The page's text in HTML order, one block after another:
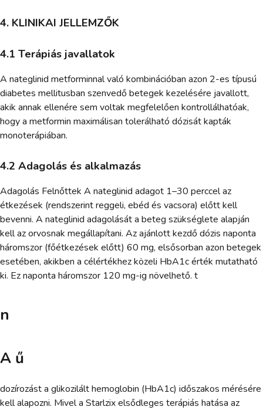
4. KLINIKAI JELLEMZŐK
4.1 Terápiás javallatok
A nateglinid metforminnal való kombinációban azon 2-es típusú
diabetes mellitusban szenvedő betegek kezelésére javallott,
akik annak ellenére sem voltak megfelelően kontrollálhatóak,
hogy a metformin maximálisan tolerálható dózisát kapták
monoterápiában.
4.2 Adagolás és alkalmazás
Adagolás Felnőttek A nateglinid adagot 1–30 perccel az
étkezések (rendszerint reggeli, ebéd és vacsora) előtt kell
bevenni. A nateglinid adagolását a beteg szükséglete alapján
kell az orvosnak megállapítani. Az ajánlott kezdő dózis naponta
háromszor (főétkezések előtt) 60 mg, elsősorban azon betegek
esetében, akikben a célértékhez közeli HbA1c érték mutatható
ki. Ez naponta háromszor 120 mg-ig növelhető. t
n
A ű
dozírozást a glikozilált hemoglobin (HbA1c) időszakos mérésére
kell alapozni. Mivel a Starlzix elsődleges terápiás hatása az